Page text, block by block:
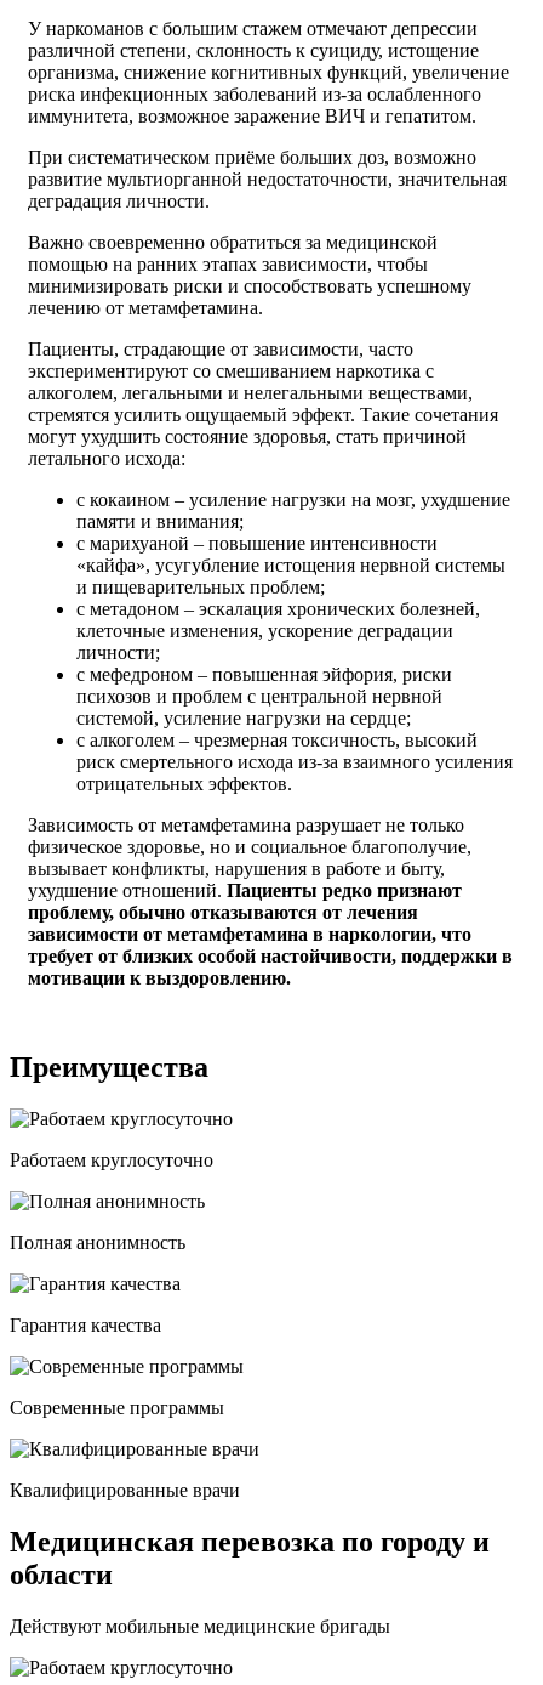
У наркоманов с большим стажем отмечают депрессии
различной степени, склонность к суициду, истощение
организма, снижение когнитивных функций, увеличение
риска инфекционных заболеваний из-за ослабленного
иммунитета, возможное заражение ВИЧ и гепатитом.
При систематическом приёме больших доз, возможно
развитие мультиорганной недостаточности, значительная
деградация личности.
Важно своевременно обратиться за медицинской
помощью на ранних этапах зависимости, чтобы
минимизировать риски и способствовать успешному
лечению от метамфетамина.
Пациенты, страдающие от зависимости, часто
экспериментируют со смешиванием наркотика с
алкоголем, легальными и нелегальными веществами,
стремятся усилить ощущаемый эффект. Такие сочетания
могут ухудшить состояние здоровья, стать причиной
летального исхода:
с кокаином – усиление нагрузки на мозг, ухудшение
памяти и внимания;
с марихуаной – повышение интенсивности
«кайфа», усугубление истощения нервной системы
и пищеварительных проблем;
с метадоном – эскалация хронических болезней,
клеточные изменения, ускорение деградации
личности;
с мефедроном – повышенная эйфория, риски
психозов и проблем с центральной нервной
системой, усиление нагрузки на сердце;
с алкоголем – чрезмерная токсичность, высокий
риск смертельного исхода из-за взаимного усиления
отрицательных эффектов.
Зависимость от метамфетамина разрушает не только
физическое здоровье, но и социальное благополучие,
вызывает конфликты, нарушения в работе и быту,
ухудшение отношений. Пациенты редко признают
проблему, обычно отказываются от лечения
зависимости от метамфетамина в наркологии, что
требует от близких особой настойчивости, поддержки в
мотивации к выздоровлению.
Преимущества
Работаем круглосуточно
Полная анонимность
Гарантия качества
Современные программы
Квалифицированные врачи
Медицинская перевозка по городу и
области
Действуют мобильные медицинские бригады